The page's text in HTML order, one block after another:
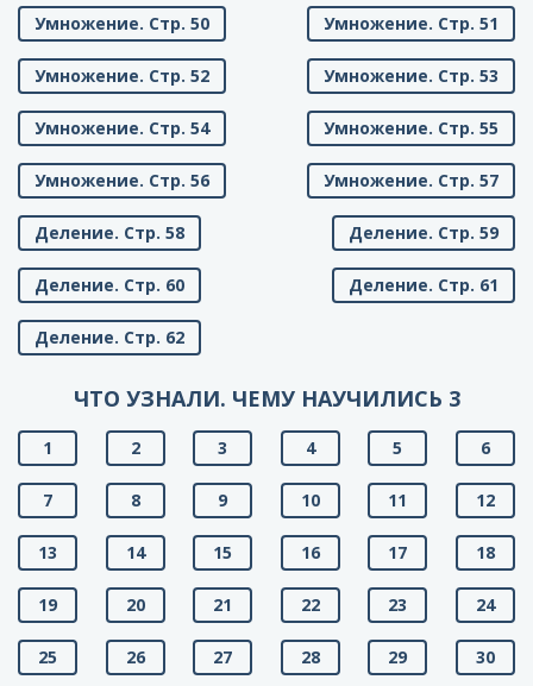
Умножение. Стр. 50 Умножение. Стр. 51
Умножение. Стр. 52 Умножение. Стр. 53
Умножение. Стр. 54 Умножение. Стр. 55
Умножение. Стр. 56 Умножение. Стр. 57
Деление. Стр. 58 Деление. Стр. 59
Деление. Стр. 60 Деление. Стр. 61
Деление. Стр. 62
ЧТО УЗНАЛИ. ЧЕМУ НАУЧИЛИСЬ 3
1 2 3 4 5 6
7 8 9 10 11 12
13 14 15 16 17 18
19 20 21 22 23 24
25 26 27 28 29 30